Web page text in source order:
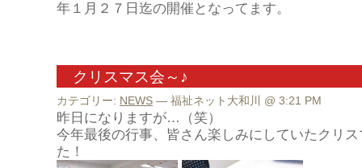
年１月２７日迄の開催となってます。
クリスマス会～♪
カテゴリー: NEWS — 福祉ネット大和川 @ 3:21 PM
昨日になりますが…（笑）
今年最後の行事、皆さん楽しみにしていたクリ
た！